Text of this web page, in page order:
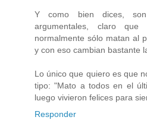
Y como bien dices,
argumentales, claro
normalmente sólo matan al
y con eso cambian bastante
Lo único que quiero es que
tipo: "Mato a todos en el
luego vivieron felices para
Responder